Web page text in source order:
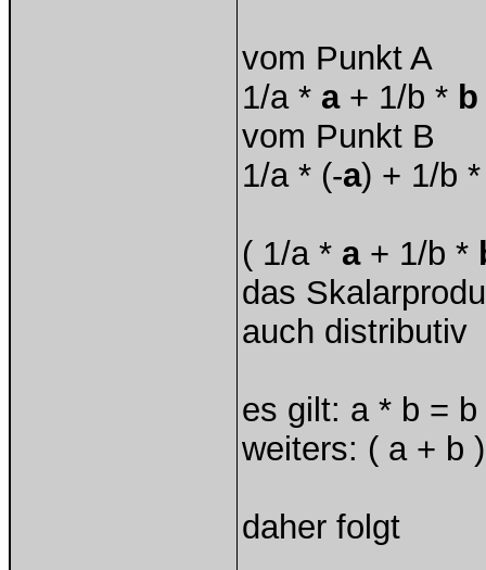
vom Punkt A
1/a * a+ 1/b * b
vom Punkt B
1/a * (-a) + 1/b
( 1/a * a+ 1/b *
das
auch distributiv
es gilt: a * b =
weiters: ( a + b
daher folgt